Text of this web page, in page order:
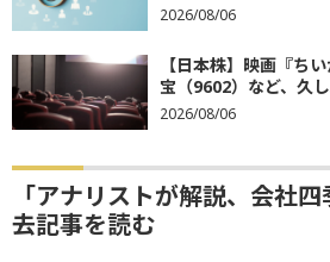
2026/08/06
【日本株】映画『ち
宝（9602）など、久
2026/08/06
「アナリストが解説、会社
去記事を読む